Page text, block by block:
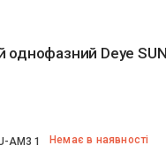
однофазний Deye
AM3 1 Немає в наявності